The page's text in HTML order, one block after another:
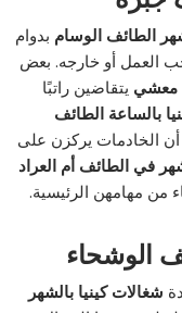
الطائف الوسام بدوام
العمل أو خارجه. بعض
معشي يتقاضين راتبًا
بالساعة الطائف
الخادمات يركزن على
في الطائف أم العراد
من مهامهن الرئيسية.
الوشحاء
شغالات كينيا بالشهر